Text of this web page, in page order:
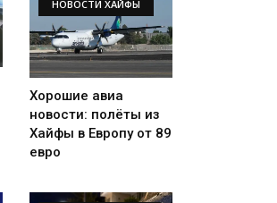
НОВОСТИ ХАЙФЫ
Хорошие авиа
новости: полёты из
Хайфы в Европу от 89
евро